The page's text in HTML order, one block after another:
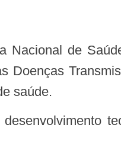
Doenças
saúde.